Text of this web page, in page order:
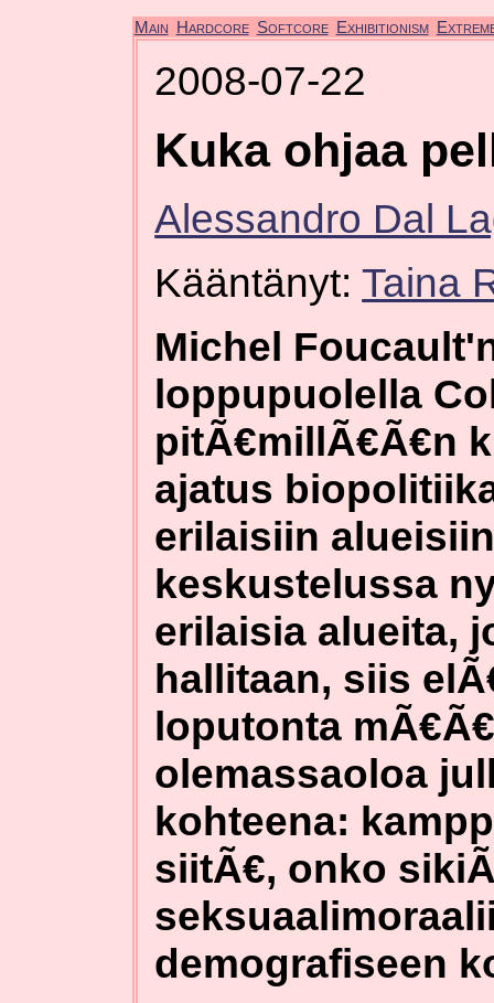
Main Hardcore Softcore Exhibitionism
2008-07-22
Kuka ohjaa
Alessandro Dal
Kääntänyt:Taina
Michel
loppupuolella
pitÃ€millÃ€Ã€n
ajatus
erilaisiin
keskustelussa
erilaisia alueita,
hallitaan, siis
loputonta
olemassaoloa
kohteena:
siitÃ€, onko
demografiseen